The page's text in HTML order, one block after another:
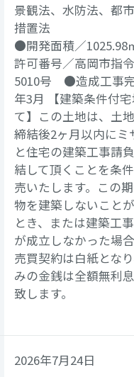
景観法、水防法、都
措置法
●開発面積／
許可番号／高岡市指
5010号 ●造成工事
年3月 【建築条件付
て】この土地は、土
締結後2ヶ月以内にミ
と住宅の建築工事請
結して頂くことを条
売いたします。この
物を建築しないこと
とき、または建築工
が成立しなかった場
売買契約は白紙とな
みの金銭は全額無利
致します。
2026年7月24日